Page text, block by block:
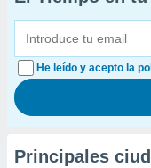
He leído y acepto la
Principales